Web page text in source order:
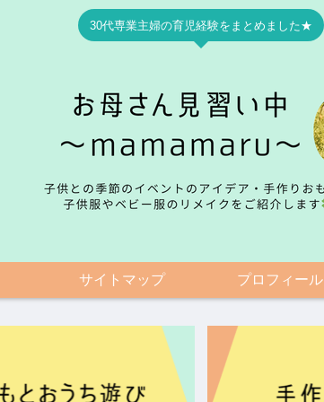
30代専業主婦の育児経験をまとめました★
サイトマップ プロフィール